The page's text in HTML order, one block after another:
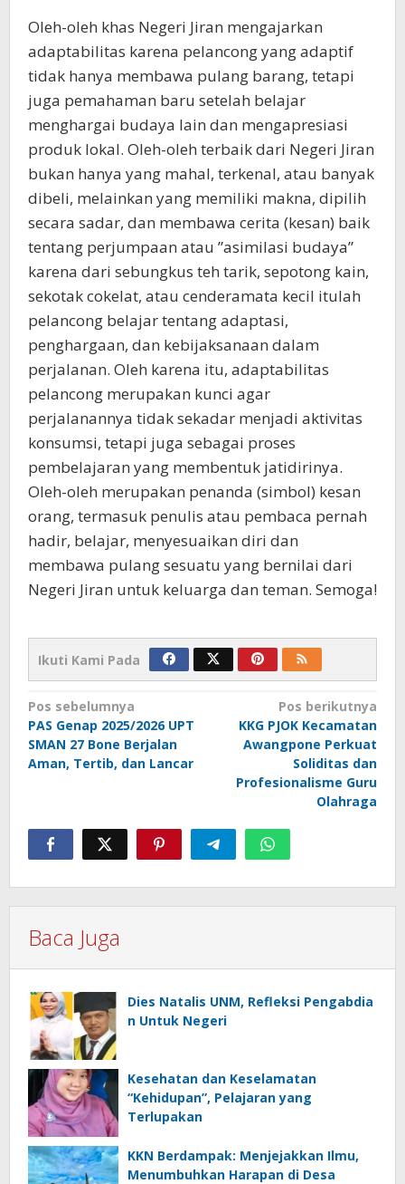
Oleh-oleh khas Negeri Jiran mengajarkan
adaptabilitas karena pelancong yang adaptif
tidak hanya membawa pulang barang, tetapi
juga pemahaman baru setelah belajar
menghargai budaya lain dan mengapresiasi
produk lokal. Oleh-oleh terbaik dari Negeri Jiran
bukan hanya yang mahal, terkenal, atau banyak
dibeli, melainkan yang memiliki makna, dipilih
secara sadar, dan membawa cerita (kesan) baik
tentang perjumpaan atau ”asimilasi budaya”
karena dari sebungkus teh tarik, sepotong kain,
sekotak cokelat, atau cenderamata kecil itulah
pelancong belajar tentang adaptasi,
penghargaan, dan kebijaksanaan dalam
perjalanan. Oleh karena itu, adaptabilitas
pelancong merupakan kunci agar
perjalanannya tidak sekadar menjadi aktivitas
konsumsi, tetapi juga sebagai proses
pembelajaran yang membentuk jatidirinya.
Oleh-oleh merupakan penanda (simbol) kesan
orang, termasuk penulis atau pembaca pernah
hadir, belajar, menyesuaikan diri dan
membawa pulang sesuatu yang bernilai dari
Negeri Jiran untuk keluarga dan teman. Semoga!
Ikuti Kami Pada
Navigasi
pos
Pos sebelumnya
PAS Genap 2025/2026 UPT
SMAN 27 Bone Berjalan
Aman, Tertib, dan Lancar
Pos berikutnya
KKG PJOK Kecamatan
Awangpone Perkuat
Soliditas dan
Profesionalisme Guru
Olahraga
Baca Juga
Dies Natalis UNM, Refleksi Pengabdia
n Untuk Negeri
Kesehatan dan Keselamatan
“Kehidupan”, Pelajaran yang
Terlupakan
KKN Berdampak: Menjejakkan Ilmu,
Menumbuhkan Harapan di Desa